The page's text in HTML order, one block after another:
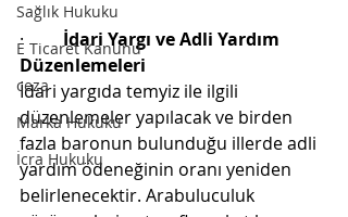
Sağlık Hukuku
E Ticaret Kanunu
ceza
Marka Hukuku
İcra Hukuku
· İdari Yargı ve Adli Yardım
Düzenlemeleri
İdari yargıda temyiz ile ilgili
düzenlemeler yapılacak ve birden
fazla baronun bulunduğu illerde adli
yardım ödeneğinin oranı yeniden
belirlenecektir. Arabuluculuk